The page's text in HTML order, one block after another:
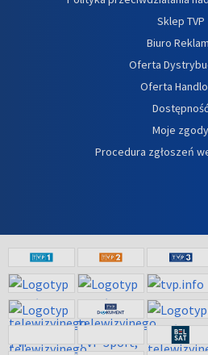
Sklep TVP
Biuro
Oferta
Oferta
Dostępność
Moje zgody
Procedura zgłoszeń